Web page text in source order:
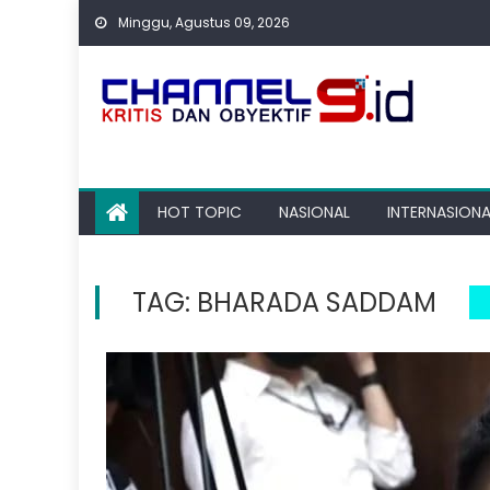
Skip
Minggu, Agustus 09, 2026
HOT TOPIC NASIONAL
TAG: BHARADA SADDAM